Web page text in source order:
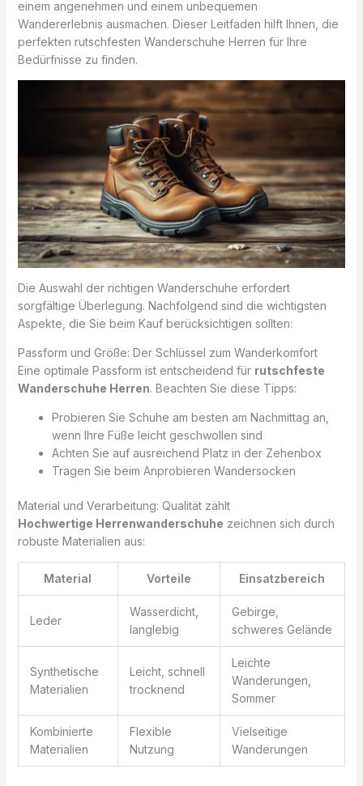
einem angenehmen und einem unbequemen
Wandererlebnis ausmachen. Dieser Leitfaden hilft Ihnen, die
perfekten rutschfesten Wanderschuhe Herren für Ihre
Bedürfnisse zu finden.
Die Auswahl der richtigen Wanderschuhe erfordert
sorgfältige Überlegung. Nachfolgend sind die wichtigsten
Aspekte, die Sie beim Kauf berücksichtigen sollten:
Passform und Größe: Der Schlüssel zum Wanderkomfort
Eine optimale Passform ist entscheidend für rutschfeste
Wanderschuhe Herren. Beachten Sie diese Tipps:
Probieren Sie Schuhe am besten am Nachmittag an,
wenn Ihre Füße leicht geschwollen sind
Achten Sie auf ausreichend Platz in der Zehenbox
Tragen Sie beim Anprobieren Wandersocken
Material und Verarbeitung: Qualität zählt
Hochwertige Herrenwanderschuhe zeichnen sich durch
robuste Materialien aus:
Material Vorteile Einsatzbereich
Leder
Wasserdicht,
langlebig
Gebirge,
schweres Gelände
Synthetische
Materialien
Leicht, schnell
trocknend
Leichte
Wanderungen,
Sommer
Kombinierte
Materialien
Flexible
Nutzung
Vielseitige
Wanderungen